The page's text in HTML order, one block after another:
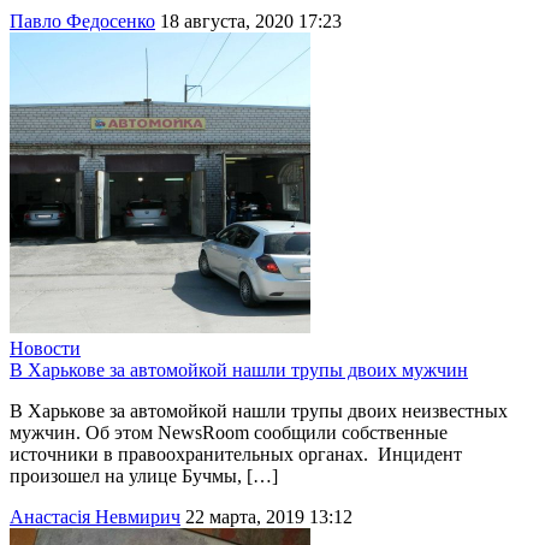
Павло Федосенко 18 августа, 2020 17:23
Новости
В Харькове за автомойкой нашли трупы двоих мужчин
В Харькове за автомойкой нашли трупы двоих неизвестных
мужчин. Об этом NewsRoom сообщили собственные
источники в правоохранительных органах. Инцидент
произошел на улице Бучмы, […]
Анастасія Невмирич 22 марта, 2019 13:12